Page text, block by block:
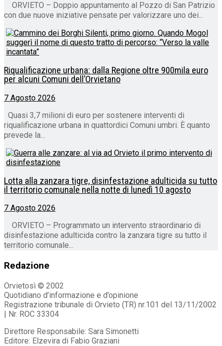
ORVIETO – Doppio appuntamento al Pozzo di San Patrizio
con due nuove iniziative pensate per valorizzare uno dei...
Riqualificazione urbana: dalla Regione oltre 900mila euro
per alcuni Comuni dell’Orvietano
7 Agosto 2026
Quasi 3,7 milioni di euro per sostenere interventi di
riqualificazione urbana in quattordici Comuni umbri. È quanto
prevede la...
Lotta alla zanzara tigre, disinfestazione adulticida su tutto
il territorio comunale nella notte di lunedì 10 agosto
7 Agosto 2026
ORVIETO – Programmato un intervento straordinario di
disinfestazione adulticida contro la zanzara tigre su tutto il
territorio comunale...
Redazione
Orvietosì © 2002
Quotidiano d’informazione e d’opinione
Registrazione tribunale di Orvieto (TR) nr.101 del 13/11/2002
| Nr. ROC 33304
Direttore Responsabile: Sara Simonetti
Editore: Elzevira di Fabio Graziani